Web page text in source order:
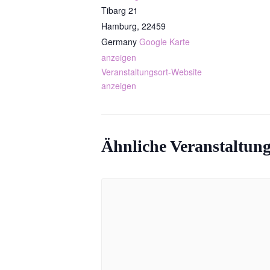
Tibarg 21
Hamburg, 22459
Germany Google Karte
anzeigen
Veranstaltungsort-Website
anzeigen
Ähnliche